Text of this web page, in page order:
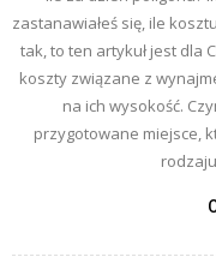
zastanawiałeś się, ile
tak, to ten artykuł jest dla
koszty związane z
na ich wysokość.
przygotowane miejsce,